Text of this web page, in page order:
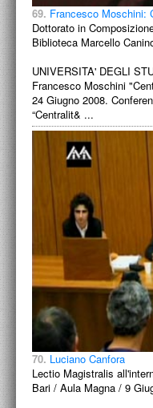
69. Francesco Moschini:
Dottorato in
Biblioteca Marcello
UNIVERSITA' DEGLI
Francesco Moschini
24 Giugno 2008.
“Centralit& ...
70. Luciano Canfora
Lectio Magistralis
Bari / Aula Magna / 9